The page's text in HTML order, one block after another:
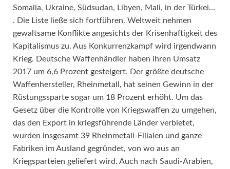
Somalia, Ukraine, Südsudan, Libyen, Mali, in der Türkei…
. Die Liste ließe sich fortführen. Weltweit nehmen
gewaltsame Konflikte angesichts der Krisenhaftigkeit des
Kapitalismus zu. Aus Konkurrenzkampf wird irgendwann
Krieg. Deutsche Waffenhändler haben ihren Umsatz
2017 um 6,6 Prozent gesteigert. Der größte deutsche
Waffenhersteller, Rheinmetall, hat seinen Gewinn in der
Rüstungssparte sogar um 18 Prozent erhöht. Um das
Gesetz über die Kontrolle von Kriegswaffen zu umgehen,
das den Export in kriegsführende Länder verbietet,
wurden insgesamt 39 Rheinmetall-Filialen und ganze
Fabriken im Ausland gegründet, von wo aus an
Kriegsparteien geliefert wird. Auch nach Saudi-Arabien,